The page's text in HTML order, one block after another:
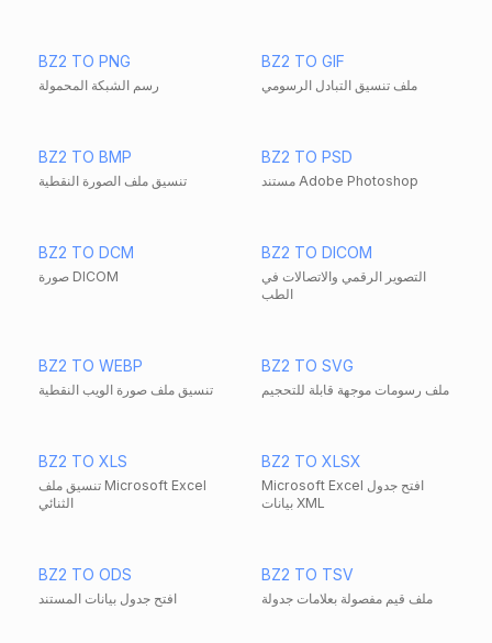
BZ2 TO PNG
رسم الشبكة المحمولة
BZ2 TO GIF
ملف تنسيق التبادل الرسومي
BZ2 TO BMP
تنسيق ملف الصورة النقطية
BZ2 TO PSD
مستند Adobe Photoshop
BZ2 TO DCM
صورة DICOM
BZ2 TO DICOM
التصوير الرقمي والاتصالات في
الطب
BZ2 TO WEBP
تنسيق ملف صورة الويب النقطية
BZ2 TO SVG
ملف رسومات موجهة قابلة للتحجيم
BZ2 TO XLS
تنسيق ملف Microsoft Excel
الثنائي
BZ2 TO XLSX
Microsoft Excel افتح جدول
بيانات XML
BZ2 TO ODS
افتح جدول بيانات المستند
BZ2 TO TSV
ملف قيم مفصولة بعلامات جدولة